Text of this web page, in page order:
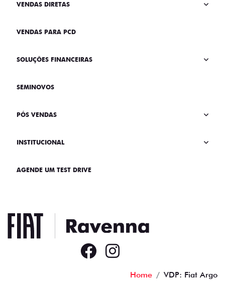
VENDAS DIRETAS
VENDAS PARA PCD
SOLUÇÕES FINANCEIRAS
SEMINOVOS
PÓS VENDAS
INSTITUCIONAL
AGENDE UM TEST DRIVE
Home VDP: Fiat Argo